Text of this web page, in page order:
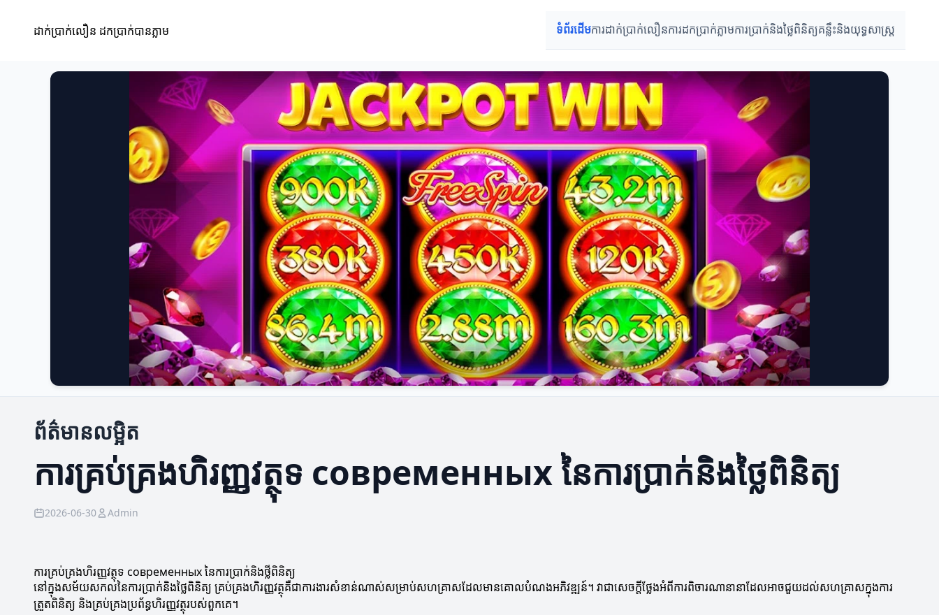
ដាក់ប្រាក់លឿន ដកប្រាក់បានភ្លាម ទំព័រដើមការដាក់ប្រាក់លឿនការដកប្រាក់ភ្លាមការប្រាក់និងថ្លៃពិនិត្យគន្លឹះនិងយុទ្ធសាស្រ្ត
ព័ត៌មានលម្អិត
ការគ្រប់គ្រងហិរញ្ញវត្ថុទ современных នៃការប្រាក់និងថ្លៃពិនិត្យ
2026-06-30 Admin
ការគ្រប់គ្រងហិរញ្ញវត្ថុទ современных នៃការប្រាក់និងថ្លីពិនិត្យ
នៅក្នុងសម័យសកលនៃការប្រាក់និងថ្លៃពិនិត្យ គ្រប់គ្រងហិរញ្ញវត្ថុគឺជាការងារសំខាន់ណាស់សម្រាប់សហគ្រាសដែលមានគោលបំណងអភិវឌ្ឍន៍។ វាជាសេចក្តីថ្លែងអំពីការពិចារណានានាដែលអាចជួយដល់សហគ្រាសក្នុងការ
ត្រួតពិនិត្យ និងគ្រប់គ្រងប្រព័ន្ធហិរញ្ញវត្ថុរបស់ពួកគេ។